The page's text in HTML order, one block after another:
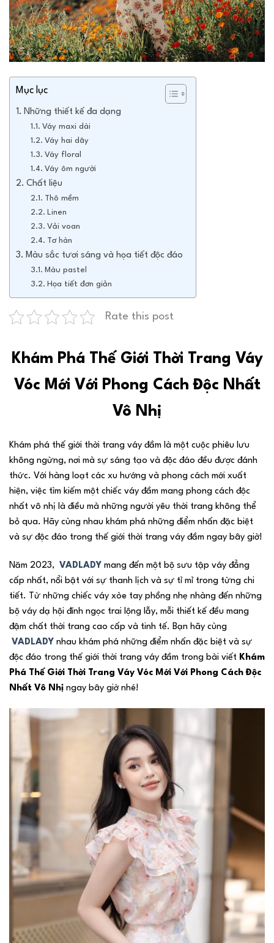
Mục lục
Những thiết kế đa dạng
Váy maxi dài
Váy hai dây
Váy floral
Váy ôm người
Chất liệu
Thô mềm
Linen
Vải voan
Tơ hàn
Màu sắc tươi sáng và họa tiết độc đáo
Màu pastel
Họa tiết đơn giản
Rate this post
Khám Phá Thế Giới Thời Trang Váy
Vóc Mới Với Phong Cách Độc Nhất
Vô Nhị
Khám phá thế giới thời trang váy đầm là một cuộc phiêu lưu
không ngừng, nơi mà sự sáng tạo và độc đáo đều được đánh
thức. Với hàng loạt các xu hướng và phong cách mới xuất
hiện, việc tìm kiếm một chiếc váy đầm mang phong cách độc
nhất vô nhị là điều mà những người yêu thời trang không thể
bỏ qua. Hãy cùng nhau khám phá những điểm nhấn đặc biệt
và sự độc đáo trong thế giới thời trang váy đầm ngay bây giờ!
Năm 2023, VADLADY mang đến một bộ sưu tập váy đẳng
cấp nhất, nổi bật với sự thanh lịch và sự tỉ mỉ trong từng chi
tiết. Từ những chiếc váy xòe tay phồng nhẹ nhàng đến những
bộ váy dạ hội đính ngọc trai lộng lẫy, mỗi thiết kế đều mang
đậm chất thời trang cao cấp và tinh tế. Bạn hãy cùng
VADLADY nhau khám phá những điểm nhấn đặc biệt và sự
độc đáo trong thế giới thời trang váy đầm trong bài viết Khám
Phá Thế Giới Thời Trang Váy Vóc Mới Với Phong Cách Độc
Nhất Vô Nhị ngay bây giờ nhé!